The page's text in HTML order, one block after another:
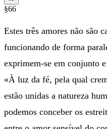
§66
Estes três amores não são
funcionando de forma
exprimem-se em conjunto
«À luz da fé, pela qual
estão unidas a natureza
podemos conceber os